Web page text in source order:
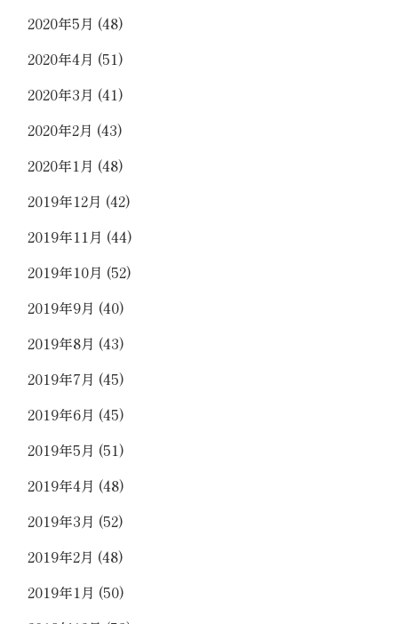
2020年5月 (48)
2020年4月 (51)
2020年3月 (41)
2020年2月 (43)
2020年1月 (48)
2019年12月 (42)
2019年11月 (44)
2019年10月 (52)
2019年9月 (40)
2019年8月 (43)
2019年7月 (45)
2019年6月 (45)
2019年5月 (51)
2019年4月 (48)
2019年3月 (52)
2019年2月 (48)
2019年1月 (50)